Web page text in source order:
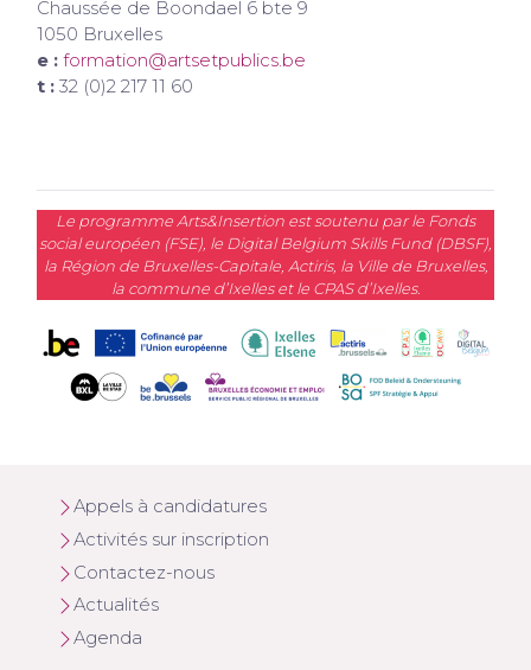
Chaussée de Boondael 6 bte 9
1050 Bruxelles
e : formation@artsetpublics.be
t : 32 (0)2 217 11 60
Le programme Arts&Insertion est soutenu par le Fonds
social européen (FSE), le Digital Belgium Skills Fund (DBSF),
la Région de Bruxelles-Capitale, Actiris, la Ville de Bruxelles,
la commune d’Ixelles et le CPAS d’Ixelles.
Appels à candidatures
Activités sur inscription
Contactez-nous
Actualités
Agenda